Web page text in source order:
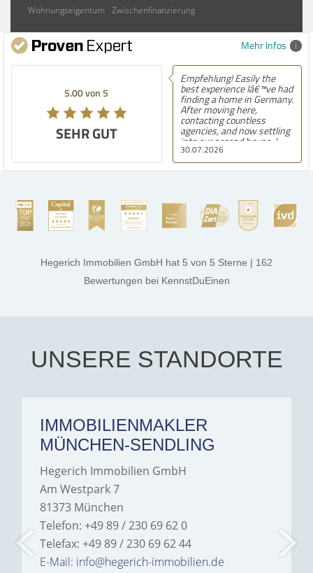
Wohnungseigentum
Zwischenfinanzierung
Mehr Infos
5.00 von 5
SEHR GUT
30.07.2026
Empfehlung! Easily the
best experience Iâ€™ve had
finding a home in Germany.
After moving here,
contacting countless
agencies, and now settling
into our second house, I
know firsthand how
challenging and
overwhelming the German
stands out far above the
rest. They made the entire
process smooth,
thanks, and a huge part of
the credit goes to Amelie
Jamrowâ€”she was
exceptionally professional,
Hegerich Immobilien to
anyone looking for a home.
Hegerich Immobilien GmbH hat 5 von 5 Sterne | 162
Bewertungen bei KennstDuEinen
UNSERE STANDORTE
IMMOBILIENMAKLER
MÜNCHEN-SENDLING
Hegerich Immobilien GmbH
Am Westpark 7
81373 München
Telefon: +49 89 / 230 69 62 0
Telefax: +49 89 / 230 69 62 44
E-Mail: info@hegerich-immobilien.de